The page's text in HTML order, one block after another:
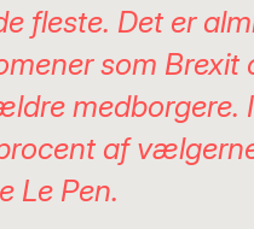
fleste. Det er
som Brexit
medborgere.
af
Le Pen.